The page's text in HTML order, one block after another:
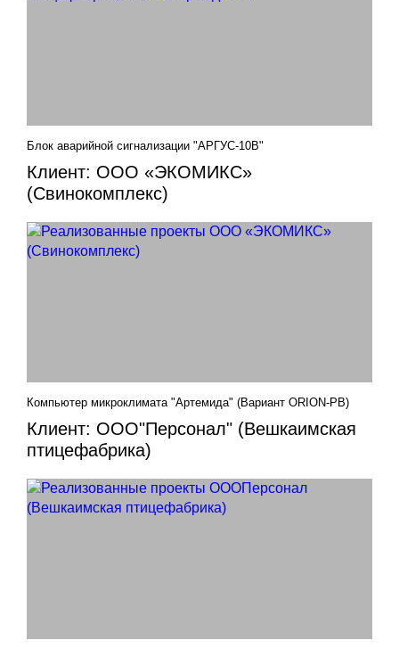
Клиент: ООО «ЭКОМИКС»
(Свинокомплекс)
Блок аварийной сигнализации "АРГУС-10В"
Клиент: ООО"Персонал" (Вешкаимская
птицефабрика)
Компьютер микроклимата "Артемида" (Вариант ORION-PB)